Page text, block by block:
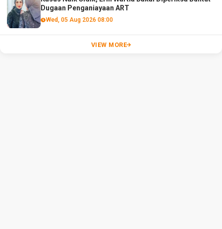
Dugaan Penganiayaan ART
Wed, 05 Aug 2026 08:00
VIEW MORE